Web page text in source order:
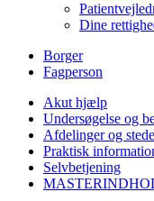
Dine
Borger
Fagperson
Akut hjælp
Undersøgelse og
Afdelinger og
Praktisk
Selvbetjening